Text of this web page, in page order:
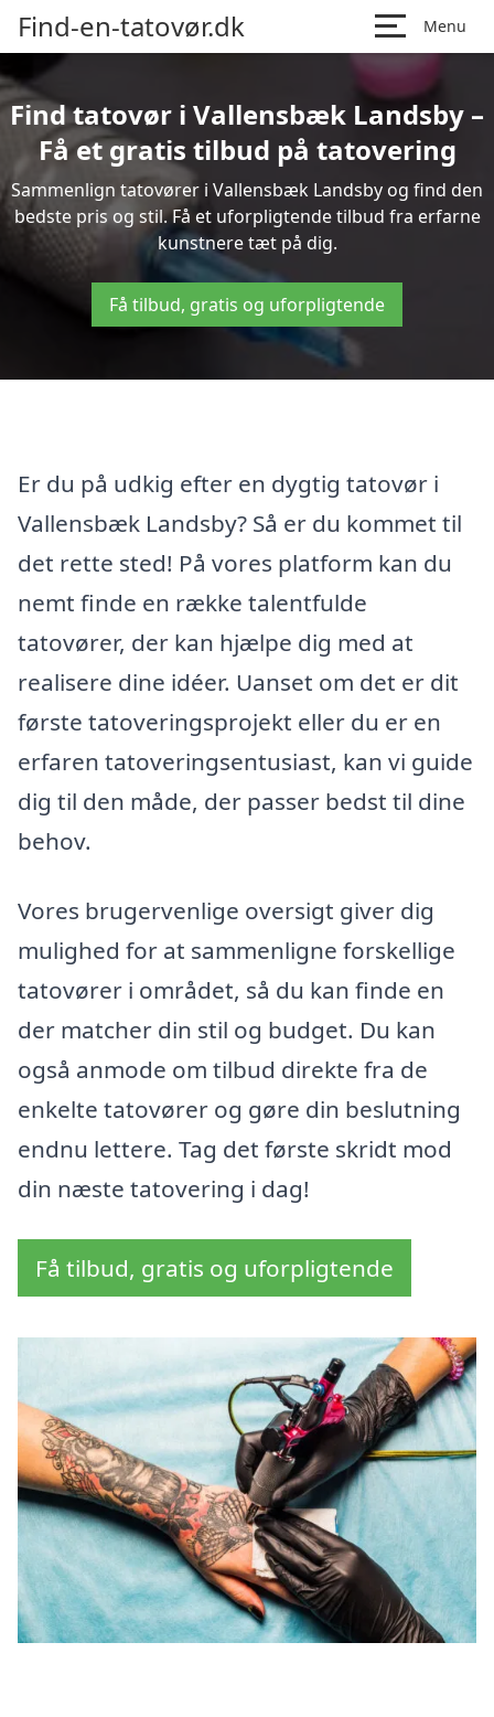
Find-en-tatovør.dk Menu
Find tatovør i Vallensbæk Landsby –
Få et gratis tilbud på tatovering
Sammenlign tatovører i Vallensbæk Landsby og find den
bedste pris og stil. Få et uforpligtende tilbud fra erfarne
kunstnere tæt på dig.
Få tilbud, gratis og uforpligtende
Er du på udkig efter en dygtig tatovør i
Vallensbæk Landsby? Så er du kommet til
det rette sted! På vores platform kan du
nemt finde en række talentfulde
tatovører, der kan hjælpe dig med at
realisere dine idéer. Uanset om det er dit
første tatoveringsprojekt eller du er en
erfaren tatoveringsentusiast, kan vi guide
dig til den måde, der passer bedst til dine
behov.
Vores brugervenlige oversigt giver dig
mulighed for at sammenligne forskellige
tatovører i området, så du kan finde en
der matcher din stil og budget. Du kan
også anmode om tilbud direkte fra de
enkelte tatovører og gøre din beslutning
endnu lettere. Tag det første skridt mod
din næste tatovering i dag!
Få tilbud, gratis og uforpligtende